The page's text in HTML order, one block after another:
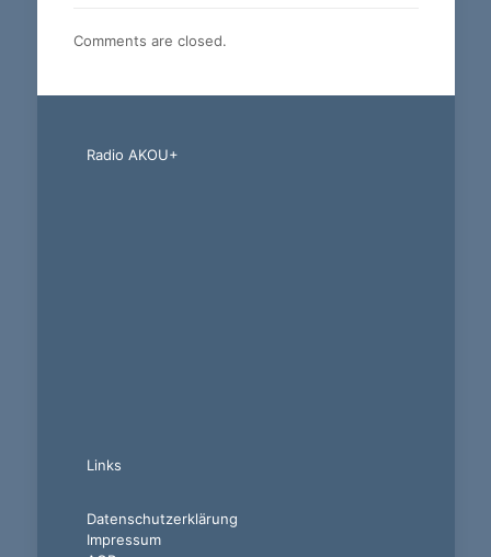
Comments are closed.
Radio AKOU+
Links
Datenschutzerklärung
Impressum